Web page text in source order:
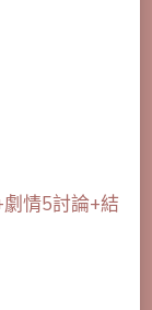
情5討論+結